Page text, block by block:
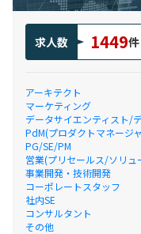
求人数 1449件
アーキテクト
マーケティング
データサイエンティスト/
PdM(プロダクトマネージ
PG/SE/PM
営業(プリセールス/ソリュ
事業開発・技術開発
コーポレートスタッフ
社内SE
コンサルタント
その他